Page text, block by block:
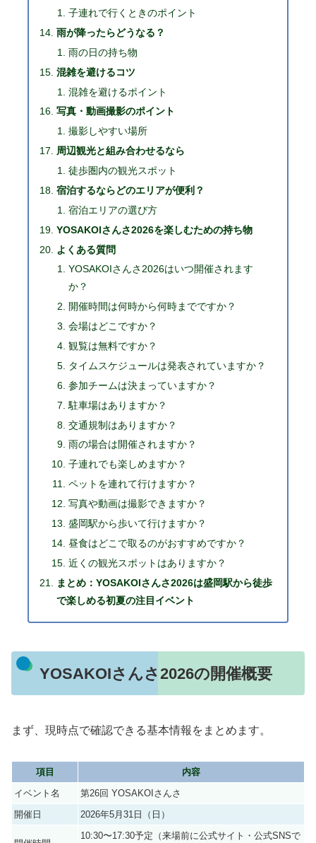
子連れで行くときのポイント
雨が降ったらどうなる？
雨の日の持ち物
混雑を避けるコツ
混雑を避けるポイント
写真・動画撮影のポイント
撮影しやすい場所
周辺観光と組み合わせるなら
徒歩圏内の観光スポット
宿泊するならどのエリアが便利？
宿泊エリアの選び方
YOSAKOIさんさ2026を楽しむための持ち物
よくある質問
YOSAKOIさんさ2026はいつ開催されます
か？
開催時間は何時から何時までですか？
会場はどこですか？
観覧は無料ですか？
タイムスケジュールは発表されていますか？
参加チームは決まっていますか？
駐車場はありますか？
交通規制はありますか？
雨の場合は開催されますか？
子連れでも楽しめますか？
ペットを連れて行けますか？
写真や動画は撮影できますか？
盛岡駅から歩いて行けますか？
昼食はどこで取るのがおすすめですか？
近くの観光スポットはありますか？
まとめ：YOSAKOIさんさ2026は盛岡駅から徒歩
で楽しめる初夏の注目イベント
YOSAKOIさんさ2026の開催概要
まず、現時点で確認できる基本情報をまとめます。
項目
内容
イベント名
第26回 YOSAKOIさんさ
開催日
2026年5月31日（日）
10:30〜17:30予定（来場前に公式サイト・公式SNSで